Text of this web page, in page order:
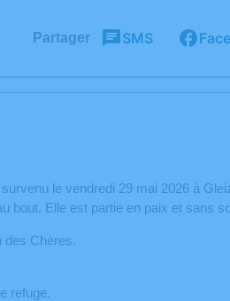
Partager SMS
le vendredi 29 mai 2026 à
bout. Elle est partie en paix et sans
des Chères.
refuge.